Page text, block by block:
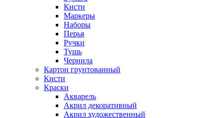
Кисти
Маркеры
Наборы
Перья
Ручки
Тушь
Чернила
Картон грунтованный
Кисти
Краски
Акварель
Акрил декоративный
Акрил художественный